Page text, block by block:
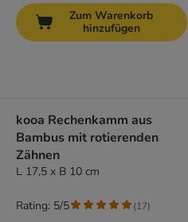
Zum Warenkorb
hinzufügen
kooa Rechenkamm aus
Bambus mit rotierenden
Zähnen
L 17,5 x B 10 cm
Rating: 5/5 (17)